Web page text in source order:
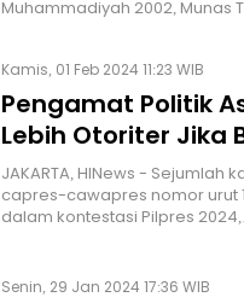
Muhammadiyah 2002, Munas
Kamis, 01 Feb 2024 11:23 WIB
Pengamat Politik
Lebih Otoriter Jika
JAKARTA, HINews -
capres-cawapres nomor urut
dalam kontestasi Pilpres
Senin, 29 Jan 2024 17:36 WIB